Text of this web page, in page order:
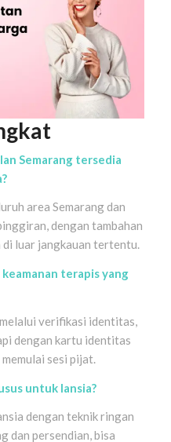
Semarang tersedia
area Semarang dan
dengan tambahan
luar jangkauan tertentu.
terapis yang
verifikasi identitas,
dengan kartu identitas
sesi pijat.
untuk lansia?
dengan teknik ringan
dan persendian, bisa